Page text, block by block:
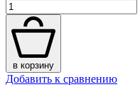
в корзину
Добавить к сравнению